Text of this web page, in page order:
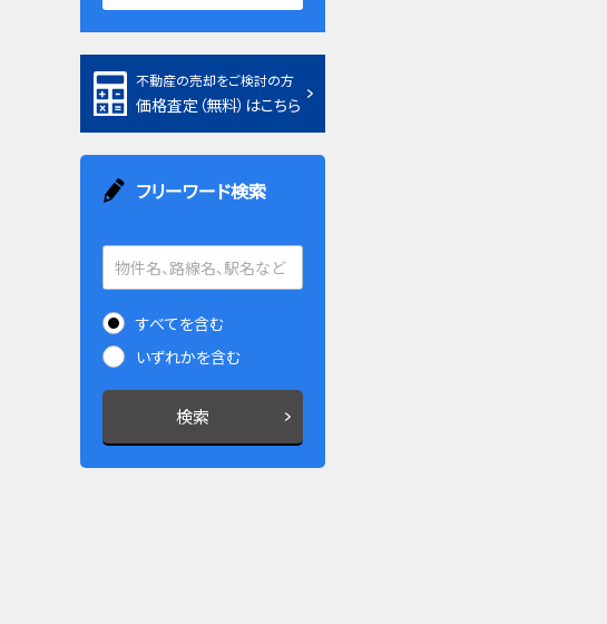
不動産の売却をご検討の方
価格査定（無料）はこちら
フリーワード検索
すべてを含む
いずれかを含む
検索